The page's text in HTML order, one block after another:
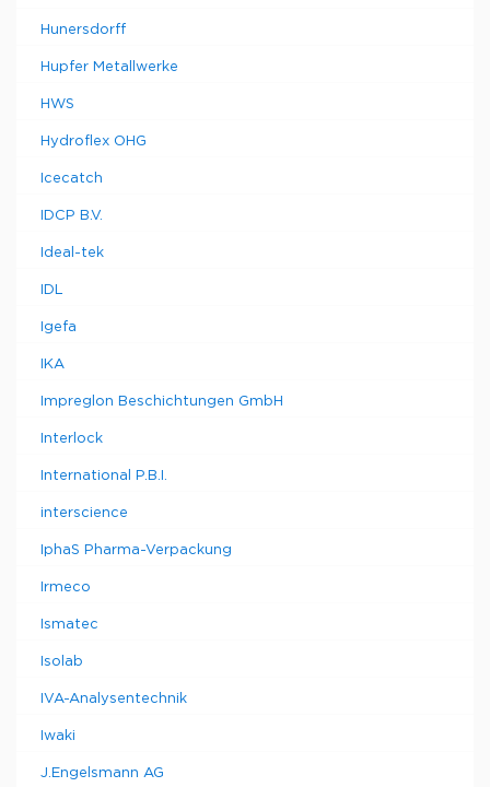
Hunersdorff
Hupfer Metallwerke
HWS
Hydroflex OHG
Icecatch
IDCP B.V.
Ideal-tek
IDL
Igefa
IKA
Impreglon Beschichtungen GmbH
Interlock
International P.B.I.
interscience
IphaS Pharma-Verpackung
Irmeco
Ismatec
Isolab
IVA-Analysentechnik
Iwaki
J.Engelsmann AG